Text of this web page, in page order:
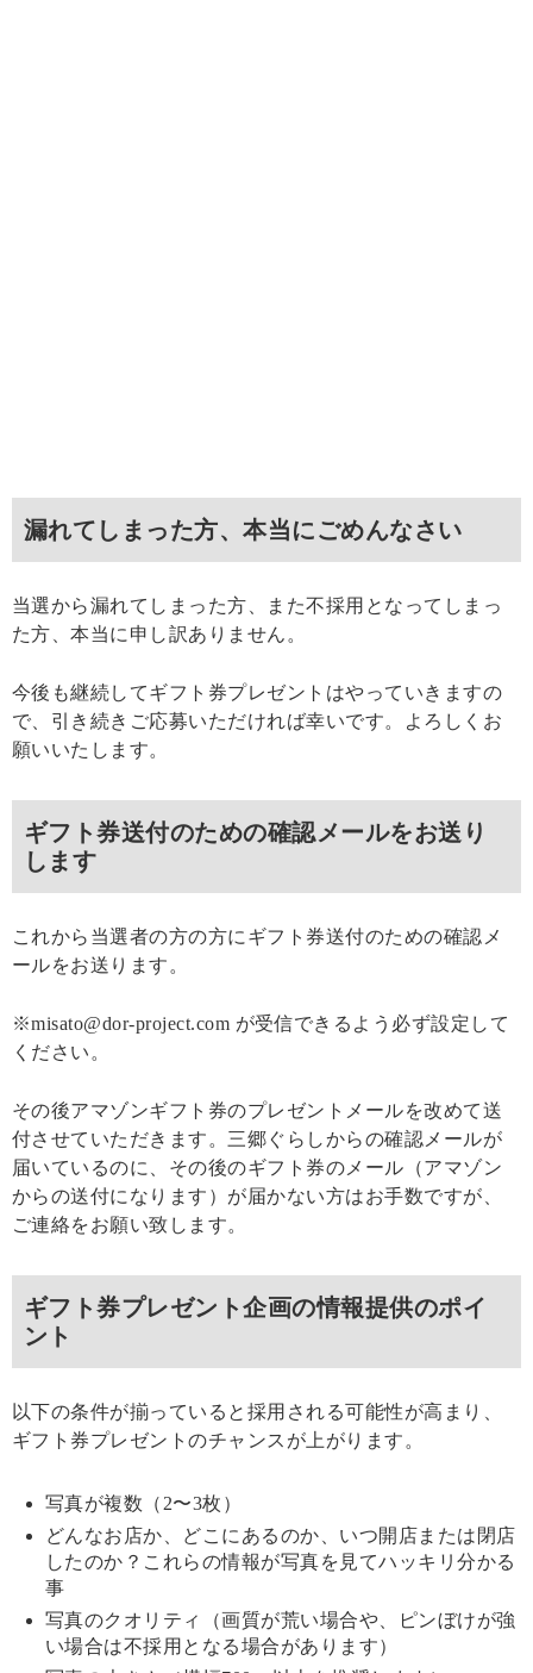
漏れてしまった方、本当にごめんなさい
当選から漏れてしまった方、また不採用となってしまっ
た方、本当に申し訳ありません。
今後も継続してギフト券プレゼントはやっていきますの
で、引き続きご応募いただければ幸いです。よろしくお
願いいたします。
ギフト券送付のための確認メールをお送り
します
これから当選者の方の方にギフト券送付のための確認メ
ールをお送ります。
※misato@dor-project.com が受信できるよう必ず設定して
ください。
その後アマゾンギフト券のプレゼントメールを改めて送
付させていただきます。三郷ぐらしからの確認メールが
届いているのに、その後のギフト券のメール（アマゾン
からの送付になります）が届かない方はお手数ですが、
ご連絡をお願い致します。
ギフト券プレゼント企画の情報提供のポイ
ント
以下の条件が揃っていると採用される可能性が高まり、
ギフト券プレゼントのチャンスが上がります。
写真が複数（2〜3枚）
どんなお店か、どこにあるのか、いつ開店または閉店
したのか？これらの情報が写真を見てハッキリ分かる
事
写真のクオリティ（画質が荒い場合や、ピンぼけが強
い場合は不採用となる場合があります）